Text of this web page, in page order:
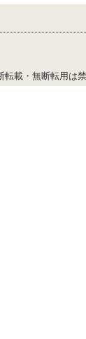
転載・無断転用は